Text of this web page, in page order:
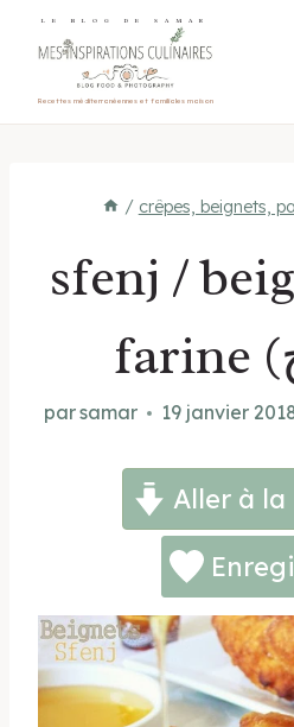
LE BLOG DE SAMAR
Recettes méditerranéennes et familiales maison
/ crêpes, beignets,
sfenj /
parsamar 19 janvier
Aller à la